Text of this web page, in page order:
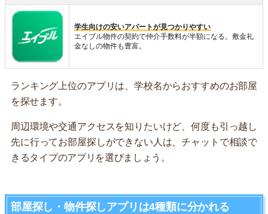
学生向けの安いアパートが見つかりやすい
エイブル物件の契約で仲介手数料が半額になる。敷金礼
金なしの物件も豊富。
ランキング上位のアプリは、学校名からおすすめのお部屋
を探せます。
周辺環境や交通アクセスを知りたいけど、何度も引っ越し
先に行ってお部屋探しができない人は、チャットで相談で
きるタイプのアプリを選びましょう。
部屋探し・物件探しアプリは4種類に分かれる